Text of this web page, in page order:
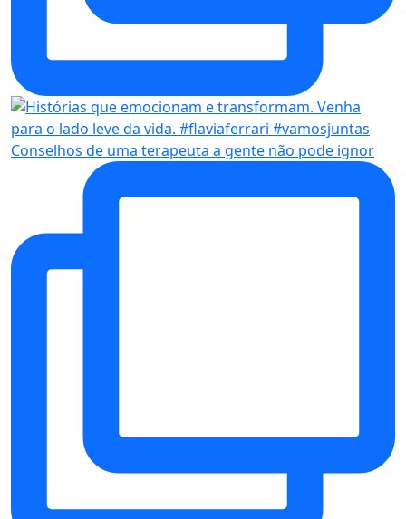
Conselhos de uma terapeuta a gente não pode ignor